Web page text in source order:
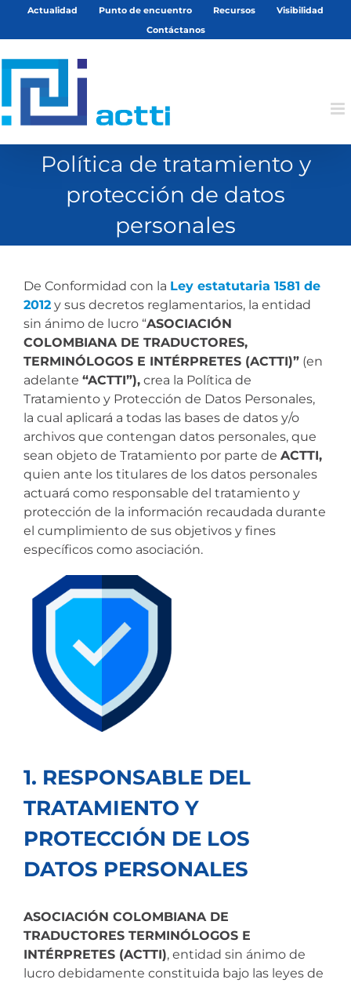
SaltarActualidad Punto de encuentro Recursos
Visibilidad
Contáctanos
Política de tratamiento y
protección de datos
personales
De Conformidad con la Ley estatutaria 1581 de
2012y sus decretos reglamentarios, la entidad
sin ánimo de lucro “ASOCIACIÓN
COLOMBIANA DE TRADUCTORES,
TERMINÓLOGOS E INTÉRPRETES (ACTTI)”(en
adelante “ACTTI”),crea la Política de
Tratamiento y Protección de Datos Personales,
la cual aplicará a todas las bases de datos y/o
archivos que contengan datos personales, que
sean objeto de Tratamiento por parte de ACTTI,
quien ante los titulares de los datos personales
actuará como responsable del tratamiento y
protección de la información recaudada durante
el cumplimiento de sus objetivos y fines
específicos como asociación.
1. RESPONSABLE DEL
TRATAMIENTO Y
PROTECCIÓN DE LOS
DATOS PERSONALES
ASOCIACIÓN COLOMBIANA DE
TRADUCTORES TERMINÓLOGOS E
INTÉRPRETES (ACTTI), entidad sin ánimo de
lucro debidamente constituida bajo las leyes de